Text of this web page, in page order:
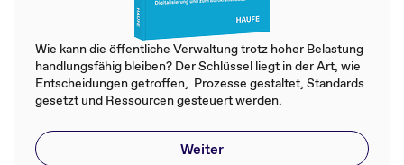
Wie kann die öffentliche Verwaltung trotz hoher Belastung
handlungsfähig bleiben? Der Schlüssel liegt in der Art, wie
Entscheidungen getroffen, Prozesse gestaltet, Standards
gesetzt und Ressourcen gesteuert werden.
Weiter